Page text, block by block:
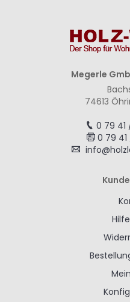
Megerle
74613
0 79 41
0 79